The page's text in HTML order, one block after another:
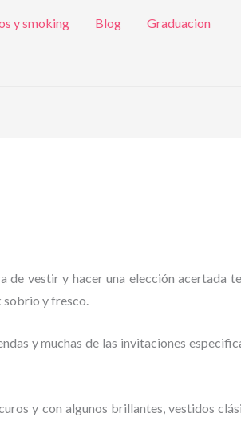
y smoking Blog Graduacion
vestir y hacer una elección acertada
y fresco.
y muchas de las invitaciones
y con algunos brillantes, vestidos